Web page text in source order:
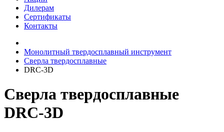
Дилерам
Сертификаты
Контакты
Монолитный твердосплавный инструмент
Сверла твердосплавные
DRC-3D
Сверла твердосплавные
DRC-3D